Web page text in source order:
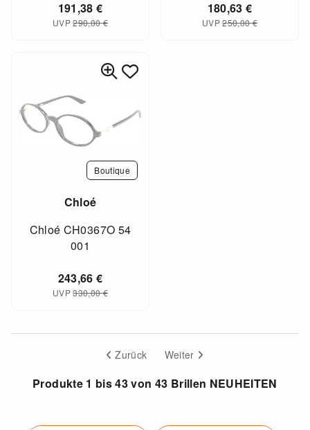
191,38€
UVP290,00€
180,63€
UVP250,00€
Boutique
Chloé
Chloé CH0367O 54
001
243,66€
UVP330,00€
Zurück Weiter
Produkte 1 bis 43 von 43 Brillen NEUHEITEN